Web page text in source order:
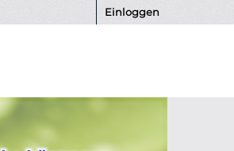
Einloggen